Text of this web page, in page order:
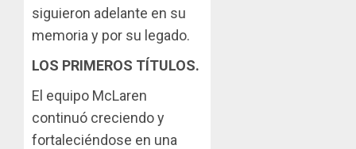
siguieron adelante en su
memoria y por su legado.
LOS PRIMEROS TÍTULOS.
El equipo McLaren
continuó creciendo y
fortaleciéndose en una